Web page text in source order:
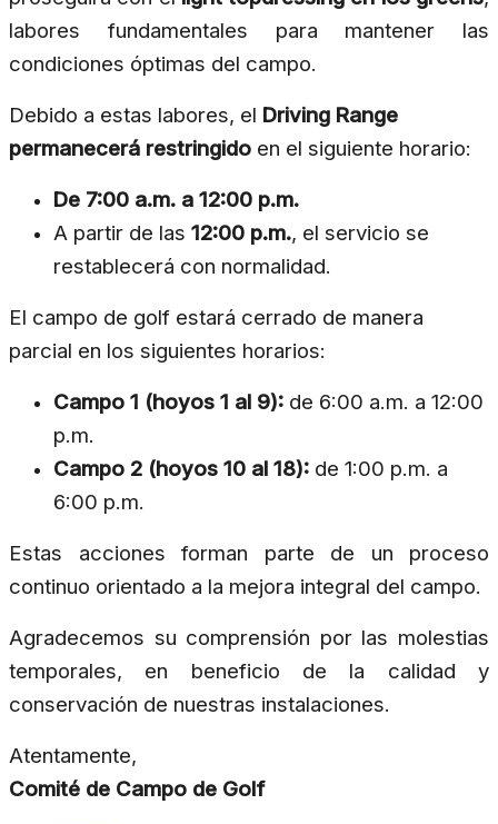
labores fundamentales para mantener las
condiciones óptimas del campo.
Debido a estas labores, el Driving Range
permanecerá restringido en el siguiente horario:
De 7:00 a.m. a 12:00 p.m.
A partir de las 12:00 p.m., el servicio se
restablecerá con normalidad.
El campo de golf estará cerrado de manera
parcial en los siguientes horarios:
Campo 1 (hoyos 1 al 9): de 6:00 a.m. a 12:00
p.m.
Campo 2 (hoyos 10 al 18): de 1:00 p.m. a
6:00 p.m.
Estas acciones forman parte de un proceso
continuo orientado a la mejora integral del campo.
Agradecemos su comprensión por las molestias
temporales, en beneficio de la calidad y
conservación de nuestras instalaciones.
Atentamente,
Comité de Campo de Golf